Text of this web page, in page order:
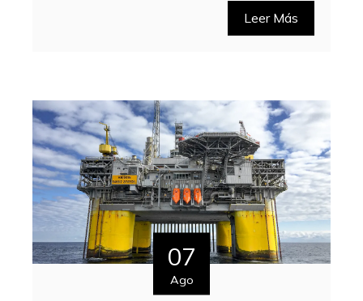
Leer Más
07
Ago